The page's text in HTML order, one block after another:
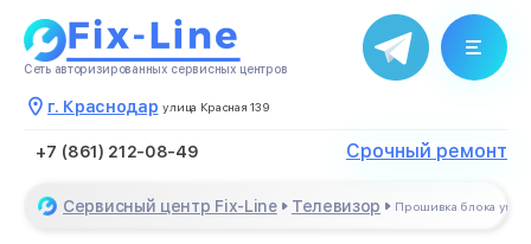
Сеть авторизированных сервисных центров
г. Краснодар улица Красная 139
+7 (861) 212-08-49 Срочный ремонт
Сервисный центр Fix-Line Телевизор Прошивка блока